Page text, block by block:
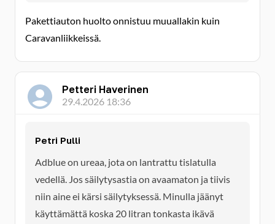
Pakettiauton huolto onnistuu muuallakin kuin
Caravanliikkeissä.
Petteri Haverinen
29.4.2026 18:36
Petri Pulli
Adblue on ureaa, jota on lantrattu tislatulla
vedellä. Jos säilytysastia on avaamaton ja tiivis
niin aine ei kärsi säilytyksessä. Minulla jäänyt
käyttämättä koska 20 litran tonkasta ikävä